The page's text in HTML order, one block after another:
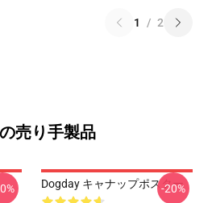
1 / 2
売り手製品
Dogday キャナップポスター
-20%